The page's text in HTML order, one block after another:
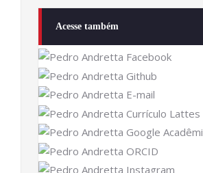
Acesse também